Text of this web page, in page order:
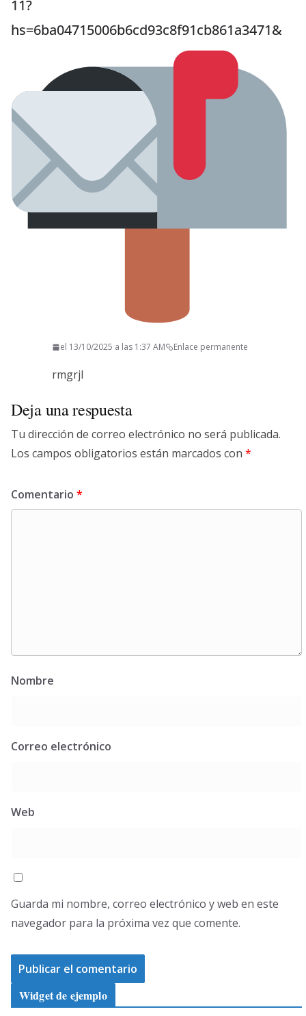
11?
hs=6ba04715006b6cd93c8f91cb861a3471&
el 13/10/2025 a las 1:37 AM Enlace permanente
rmgrjl
Deja una respuesta
Tu dirección de correo electrónico no será publicada.
Los campos obligatorios están marcados con *
Comentario *
Nombre
Correo electrónico
Web
Guarda mi nombre, correo electrónico y web en este
navegador para la próxima vez que comente.
Widget de ejemplo